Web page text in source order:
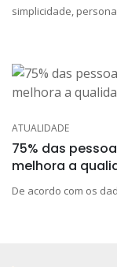
simplicidade,
ATUALIDADE
75% das
melhora a
De acordo com os